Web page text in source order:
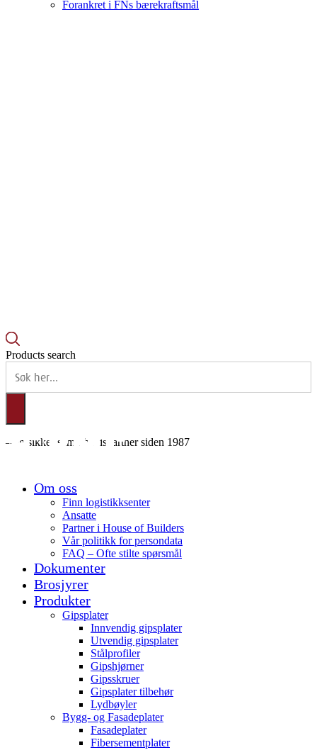
Forankret i FNs bærekraftsmål
Products search
– en sikker samarbeidspartner siden 1987
Om oss
Finn logistikksenter
Ansatte
Partner i House of Builders
Vår politikk for persondata
FAQ – Ofte stilte spørsmål
Dokumenter
Brosjyrer
Produkter
Gipsplater
Innvendig gipsplater
Utvendig gipsplater
Stålprofiler
Gipshjørner
Gipsskruer
Gipsplater tilbehør
Lydbøyler
Bygg- og Fasadeplater
Fasadeplater
Fibersementplater